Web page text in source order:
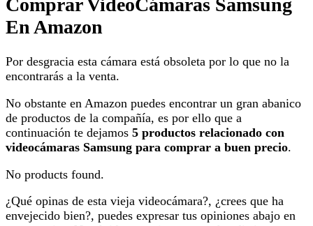
Comprar VideoCámaras Samsung
En Amazon
Por desgracia esta cámara está obsoleta por lo que no la
encontrarás a la venta.
No obstante en Amazon puedes encontrar un gran abanico
de productos de la compañía, es por ello que a
continuación te dejamos 5 productos relacionado con
videocámaras Samsung para comprar a buen precio.
No products found.
¿Qué opinas de esta vieja videocámara?, ¿crees que ha
envejecido bien?, puedes expresar tus opiniones abajo en